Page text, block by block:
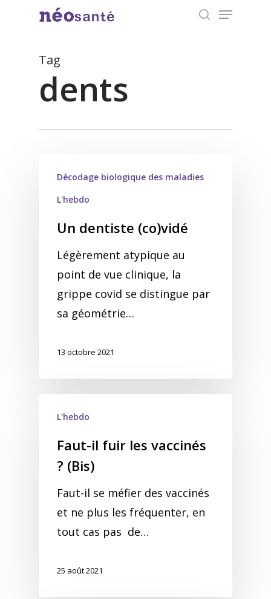
Menu
Tag
dents
Décodage biologique des maladies
L'hebdo
Un dentiste (co)vidé
Légèrement atypique au
point de vue clinique, la
grippe covid se distingue par
sa géométrie…
13 octobre 2021
L'hebdo
Faut-il fuir les vaccinés
? (Bis)
Faut-il se méfier des vaccinés
et ne plus les fréquenter, en
tout cas pas de…
25 août 2021